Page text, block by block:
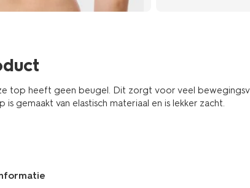
top heeft geen beugel. Dit zorgt voor veel
gemaakt van elastisch materiaal en is lekker zacht.